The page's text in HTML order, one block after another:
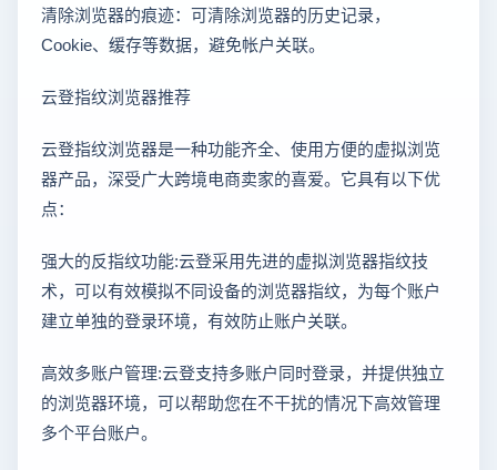
清除浏览器的痕迹：可清除浏览器的历史记录，
Cookie、缓存等数据，避免帐户关联。
云登指纹浏览器推荐
云登指纹浏览器是一种功能齐全、使用方便的虚拟浏览
器产品，深受广大跨境电商卖家的喜爱。它具有以下优
点：
强大的反指纹功能:云登采用先进的虚拟浏览器指纹技
术，可以有效模拟不同设备的浏览器指纹，为每个账户
建立单独的登录环境，有效防止账户关联。
高效多账户管理:云登支持多账户同时登录，并提供独立
的浏览器环境，可以帮助您在不干扰的情况下高效管理
多个平台账户。